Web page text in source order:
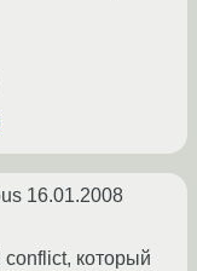
16.01.2008
который